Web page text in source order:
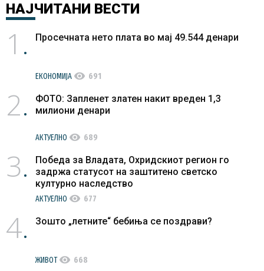
НАЈЧИТАНИ ВЕСТИ
1 Просечната нето плата во мај 49.544 денари
ЕКОНОМИЈА visibility 691
2
ФОТО: Запленет златен накит вреден 1,3
милиони денари
АКТУЕЛНО visibility 689
3
Победа за Владата, Охридскиот регион го
задржа статусот на заштитено светско
културно наследство
АКТУЕЛНО visibility 677
4 Зошто „летните“ бебиња се поздрави?
ЖИВОТvisibility 668